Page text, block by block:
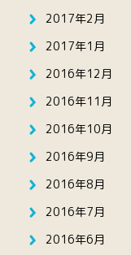
2017年2月
2017年1月
2016年12月
2016年11月
2016年10月
2016年9月
2016年8月
2016年7月
2016年6月